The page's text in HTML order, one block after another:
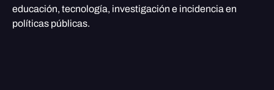
educación, tecnología, investigación e incidencia en
políticas públicas.